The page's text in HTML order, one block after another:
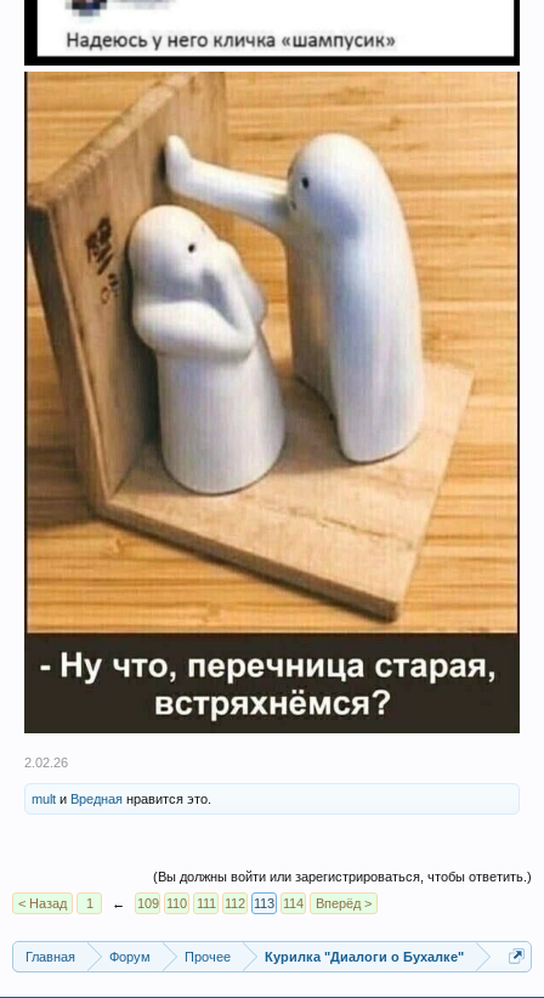
2.02.26
mult и Вредная нравится это.
(Вы должны войти или зарегистрироваться, чтобы ответить.)
< Назад
1 ← 109 110 111 112 113 114 Вперёд >
Главная Форум Прочее Курилка "Диалоги о Бухалке"